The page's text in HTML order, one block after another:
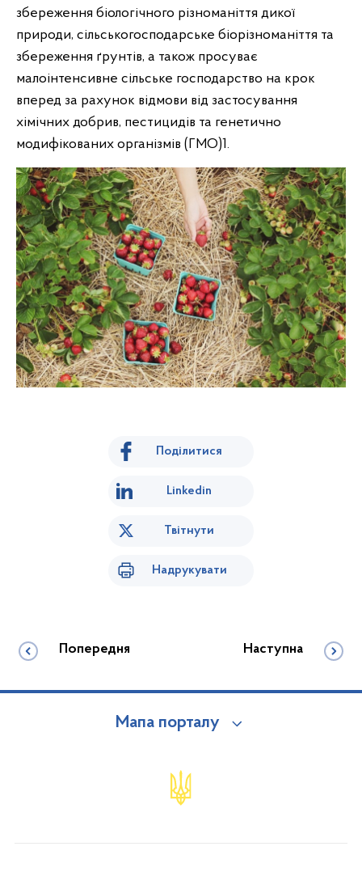
збереження біологічного різноманіття дикої
природи, сільськогосподарське біорізноманіття та
збереження ґрунтів, а також просуває
малоінтенсивне сільське господарство на крок
вперед за рахунок відмови від застосування
хімічних добрив, пестицидів та генетично
модифікованих організмів (ГМО)1.
Поділитися
Linkedin
Твітнути
Надрукувати
Попередня Наступна
Мапа порталу